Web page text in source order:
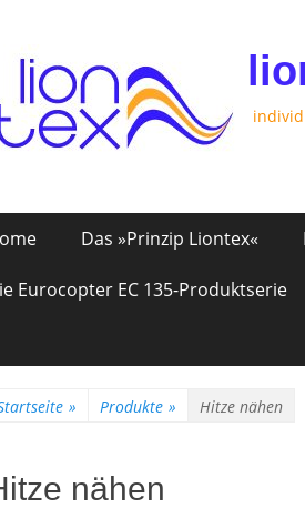
Das »Prinzip Liontex«
Eurocopter EC 135-Produktserie
» Produkte » Hitze nähen
nähen